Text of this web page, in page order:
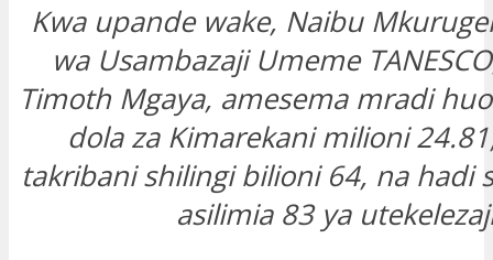
Kwa upande wake, Naibu
wa Usambazaji Umeme
Timoth Mgaya, amesema mradi
dola za Kimarekani milioni
takribani shilingi bilioni 64, na hadi
asilimia 83 ya